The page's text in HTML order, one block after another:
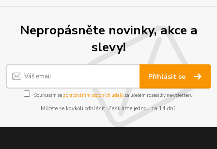
Nepropásněte novinky, akce a
slevy!
Přihlásit se
Souhlasím se zpracováním osobních údajůza účelem rozesílky newsletteru.
Můžete se kdykoli odhlásit. Zasíláme jednou za 14 dní.